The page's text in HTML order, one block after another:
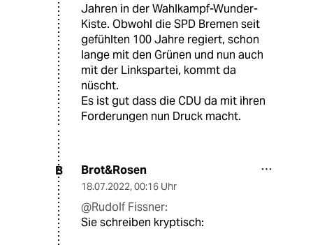
Jahren in der Wahlkampf-Wunder-
Kiste. Obwohl die SPD Bremen seit
gefühlten 100 Jahre regiert, schon
lange mit den Grünen und nun auch
mit der Linkspartei, kommt da
nüscht.
Es ist gut dass die CDU da mit ihren
Forderungen nun Druck macht.
B Brot&Rosen
18.07.2022, 00:16 Uhr
@Rudolf Fissner:
Sie schreiben kryptisch: